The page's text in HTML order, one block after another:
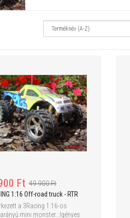
Ft 49 900 Ft
1:16 Off-road truck - RTR
a 3Racing 1:16-os
mini monster...Igényes
49 900 Ft
CSR Modelltechnic etetőhajó - S